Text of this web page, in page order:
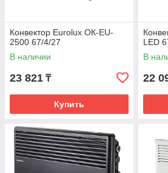
Конвектор Eurolux ОК-EU-
2500 67/4/27
В наличии
23 821 ₸
Купить
LED
В
22